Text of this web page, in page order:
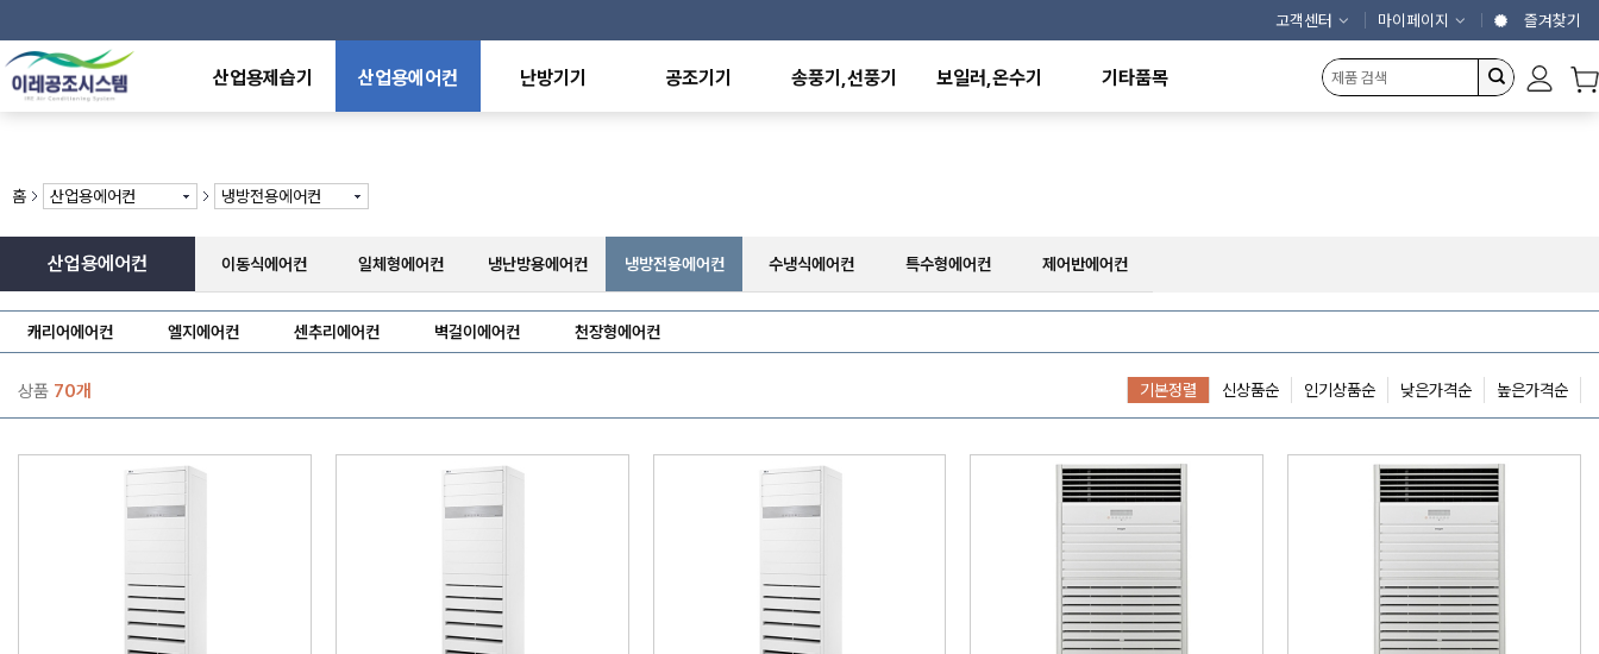
고객센터 마이페이지 즐겨찾기
산업용제습기
중온,저온용제습기
산업용가습기
산업용에어컨
냉방전용에어컨
특수형에어컨
난방기기
석유난방기
열풍기
공조기기 송풍기,선풍기 보일러,온수기
축열탱크
기타품목
개인결제창
홈 산업용에어컨 냉방전용에어컨
산업용에어컨 이동식에어컨 일체형에어컨 냉난방용에어컨 냉방전용에어컨 수냉식에어컨 특수형에어컨 제어반에어컨
캐리어에어컨 엘지에어컨 센추리에어컨 벽걸이에어컨 천장형에어컨
상품 70개 기본정렬 신상품순 인기상품순 낮은가격순 높은가격순